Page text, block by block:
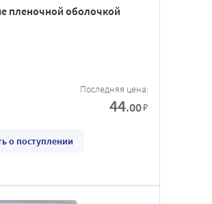
пленочной оболочкой
Последняя цена:
44.00₽
о поступлении